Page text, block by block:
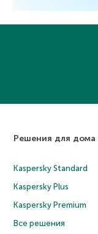
Решения для дома
Kaspersky Standard
Kaspersky Plus
Kaspersky Premium
Все решения